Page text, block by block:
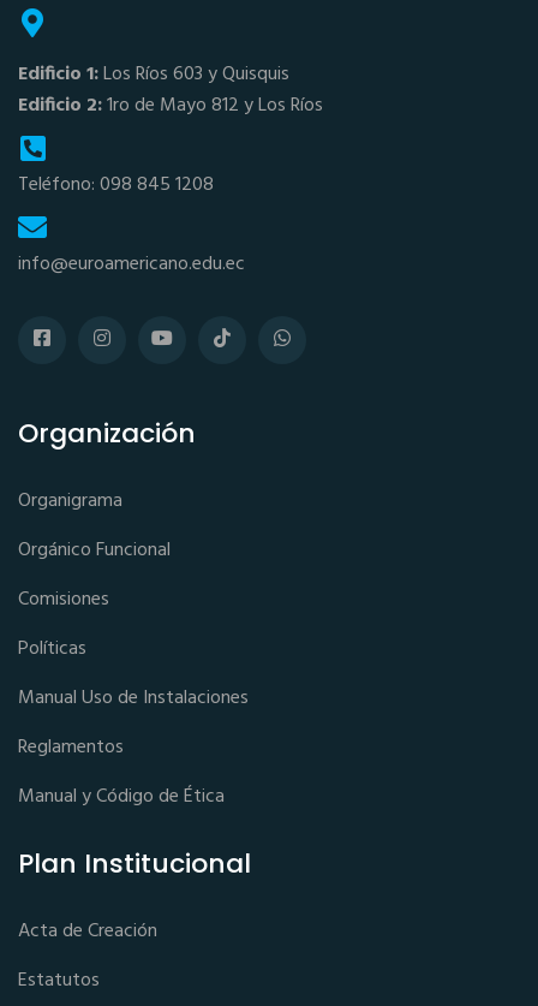
Edificio 1:Los Ríos 603 y Quisquis
Edificio 2:1ro de Mayo 812 y Los Ríos
Teléfono: 098 845 1208
info@euroamericano.edu.ec
Organización
Organigrama
Orgánico Funcional
Comisiones
Políticas
Manual Uso de Instalaciones
Reglamentos
Manual y Código de Ética
Plan Institucional
Acta de Creación
Estatutos